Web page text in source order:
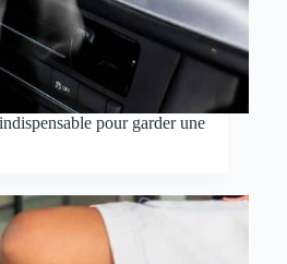
pour garder une